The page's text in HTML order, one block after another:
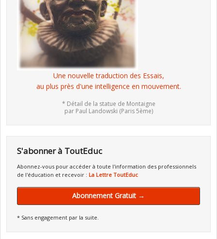
Une nouvelle traduction des Essais,
au plus près d'une intelligence en mouvement.
* Détail de la statue de Montaigne
par Paul Landowski (Paris 5ème)
S'abonner à ToutEduc
Abonnez-vous pour accéder à toute l'information des professionnels
de l'éducation et recevoir : La Lettre ToutEduc
Abonnement Gratuit →
* Sans engagement par la suite.